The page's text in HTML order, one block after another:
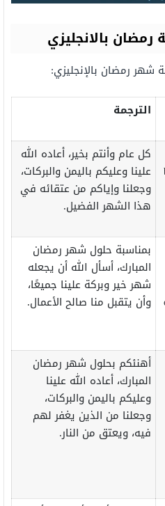
بالانجليزي
شهر رمضان بالإنجليزي:
الترجمة
كل عام وأنتم بخير، أعاده الله
علينا وعليكم باليمن والبركات،
وجعلنا وإياكم من عتقائه في
هذا الشهر الفضيل.
بمناسبة حلول شهر رمضان
المبارك، أسأل الله أن يجعله
شهر خير وبركة علينا جميعًا،
وأن يتقبل منا صالح الأعمال.
أهنئكم بحلول شهر رمضان
المبارك، أعاده الله علينا
وعليكم باليمن والبركات،
وجعلنا من الذين يغفر لهم
فيه، ويعتق من النار.